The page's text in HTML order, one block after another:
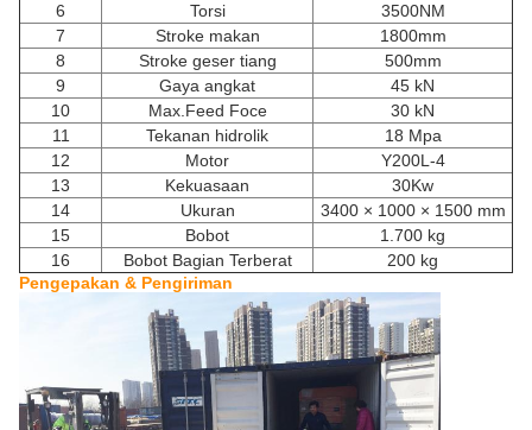
6
Torsi
3500NM
7
Stroke makan
1800mm
8
Stroke geser tiang
500mm
9
Gaya angkat
45 kN
10
Max.Feed Foce
30 kN
11
Tekanan hidrolik
18 Mpa
12
Motor
Y200L-4
13
Kekuasaan
30Kw
14
Ukuran
3400 × 1000 × 1500 mm
15
Bobot
1.700 kg
16
Bobot Bagian Terberat
200 kg
Pengepakan & Pengiriman